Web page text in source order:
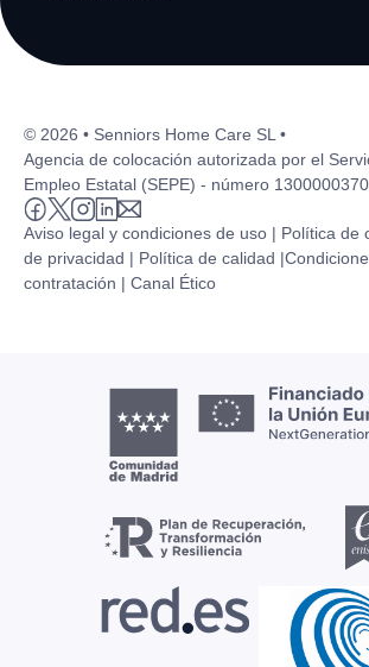
© 2026 • Senniors Home Care SL •
Agencia de colocación autorizada por el
Empleo Estatal (SEPE) - número 1300000370
Aviso legal y condiciones de uso | Política de
de privacidad | Política de calidad |
contratación | Canal Ético